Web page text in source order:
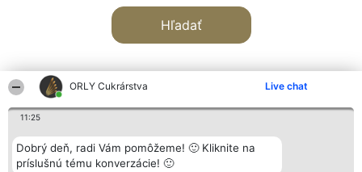
ORLY Cukrárstva Live chat
11:25
Dobrý deň, radi Vám pomôžeme! 🙂 Kliknite na
príslušnú tému konverzácie! 🙂
Hľadať
Organizátor hodnotenia
Bright Side Solutions sp. z o.
o. sp. k.
Hodnotenie
Laureáti
Lista
Kontakt
Kontakt